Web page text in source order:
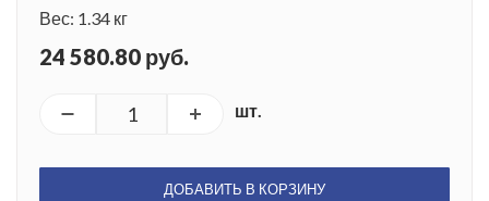
Вес: 1.34 кг
24 580.80 руб.
шт.
ДОБАВИТЬ В КОРЗИНУ